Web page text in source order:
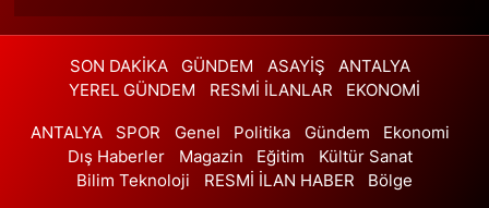
Simge Eczanesi
Yunus Emre Mahallesi Veyselkaranı Caddesi No:91 A PTT
Yunus Emre şubesi karşısı
Meydan Istanbul Eczanesi
SON DAKİKA GÜNDEM ASAYİŞ
ANTALYA
YEREL GÜNDEM
RESMİ İLANLAR EKONOMİ
ANTALYA SPOR Genel Politika Gündem
Ekonomi
Dış Haberler
Magazin Eğitim
Kültür Sanat
Bilim Teknoloji
RESMİ İLAN HABER Bölge